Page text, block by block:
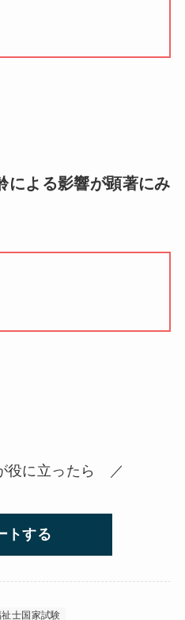
による影響が顕著にみ
役に立ったら ／
トする
士国家試験